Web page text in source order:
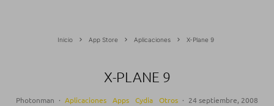
Inicio App Store Aplicaciones X-Plane 9
X-PLANE 9
Photonman · Aplicaciones Apps Cydia Otros · 24 septiembre, 2008